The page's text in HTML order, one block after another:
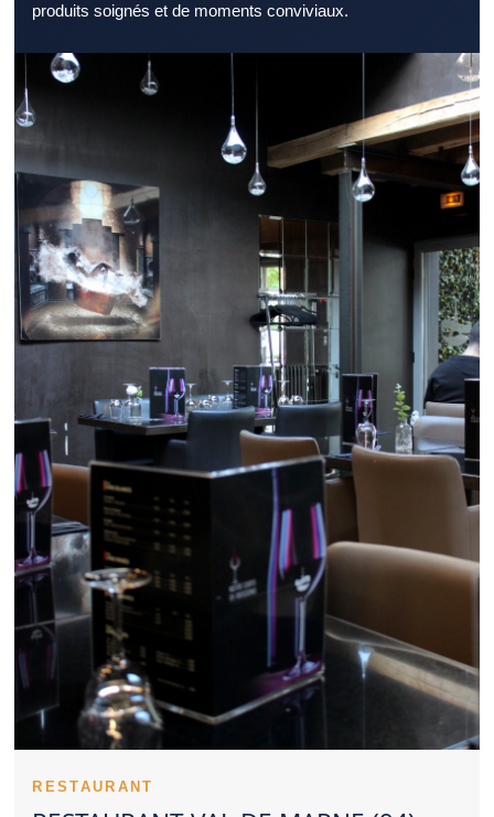
produits soignés et de moments conviviaux.
Identifier un Restaurant Val de Marne apprécié est un excellent
point de départ pour bien manger. Un Restaurant Val de Marne
convient à différents profils selon l’ambiance recherchée. Le
cadre d’un Restaurant Val de Marne influence directement le
plaisir du repas. Un menu complet permet à un Restaurant Val
de Marne de toucher un public plus large. La fraîcheur des
produits reste essentielle dans tout Restaurant Val de Marne
sérieux. La disponibilité de l’équipe compte beaucoup dans un
Restaurant Val de Marne. La localisation d’un Restaurant Val de
Marne joue souvent sur la décision finale. Un Restaurant Val de
Marne bien préparé pour le service du midi offre un réel confort.
Le soir, un Restaurant Val de Marne chaleureux attire ceux qui
recherchent un bon moment. Un Restaurant Val de Marne
représente une option intéressante pour un déjeuner d’affaires.
Un Restaurant Val de Marne compétitif séduit par la justesse de
son offre. Des plats typiques permettent à un Restaurant Val de
Marne de marquer les esprits. Un Restaurant Val de Marne
gagne la confiance des clients grâce à une qualité suivie. Les
expériences partagées donnent une première idée d’un
Restaurant Val de Marne. L’orientation culinaire d’un Restaurant
Val de Marne peut répondre à des envies très différentes.
Réserver un Restaurant Val de Marne à l’avance peut éviter bien
des déconvenues. Un Restaurant Val de Marne familial facilite
les repas avec enfants. Le charme d’un Restaurant Val de
Marne participe à la réussite d’un dîner romantique. Le dressage
des plats soutient l’identité haut de gamme d’un Restaurant Val
de Marne. Le soin apporté à l’hygiène constitue un fondement de
la crédibilité d’un Restaurant Val de Marne. Trouver un
Restaurant Val de Marne satisfaisant implique de considérer
plusieurs critères.
Un Restaurant Val de Marne peut devenir un choix privilégié
pour de nombreux clients. Le positionnement d’un Restaurant
Val de Marne se remarque très vite sur place. L’implication de
l’équipe fait progresser la perception d’un Restaurant Val de
d’un Restaurant Val de Marne. Les premières saveurs testées
RESTAURANT